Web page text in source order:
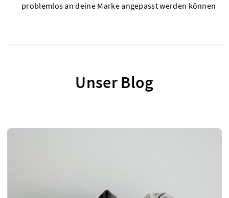
problemlos an deine Marke angepasst werden können
Unser Blog